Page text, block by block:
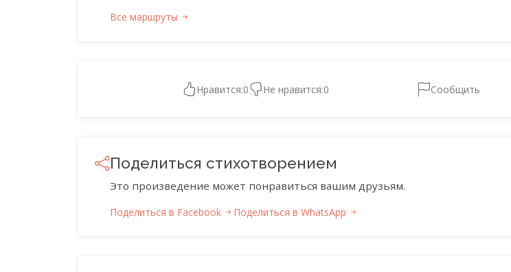
Все маршруты
Нравится:0 Не нравится:0 Сообщить
Поделиться стихотворением
Это произведение может понравиться вашим друзьям.
Поделиться в Facebook Поделиться в WhatsApp